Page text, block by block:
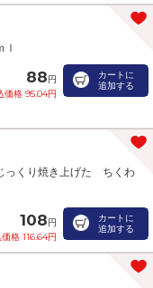
88円
価格 95.04円
カートに
追加する
っくり焼き上げた ちくわ
108円
格 116.64円
カートに
追加する